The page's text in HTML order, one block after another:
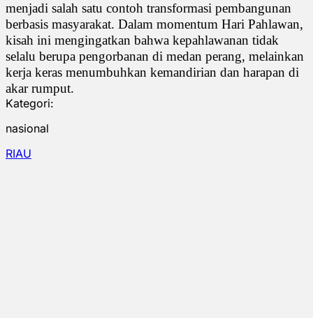
menjadi salah satu contoh transformasi pembangunan
berbasis masyarakat. Dalam momentum Hari Pahlawan,
kisah ini mengingatkan bahwa kepahlawanan tidak
selalu berupa pengorbanan di medan perang, melainkan
kerja keras menumbuhkan kemandirian dan harapan di
akar rumput.
Kategori:
nasional
RIAU